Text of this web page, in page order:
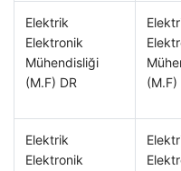
Elektrik
Elektronik
Mühendisliği
(M.F) DR
(M.F)
Elektrik
Elektronik